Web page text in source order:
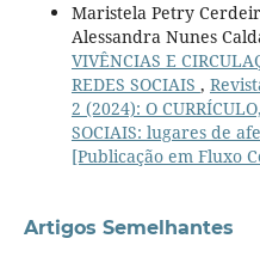
Maristela Petry
Alessandra Nunes
VIVÊNCIAS E
REDES SOCIAIS ,
2 (2024): O
SOCIAIS: lugares de
[Publicação em Fluxo
Artigos Semelhantes